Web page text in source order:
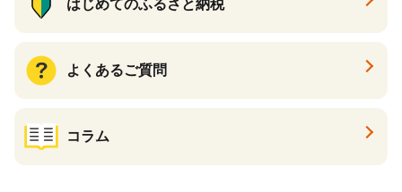
はじめてのふるさと納税
よくあるご質問
コラム